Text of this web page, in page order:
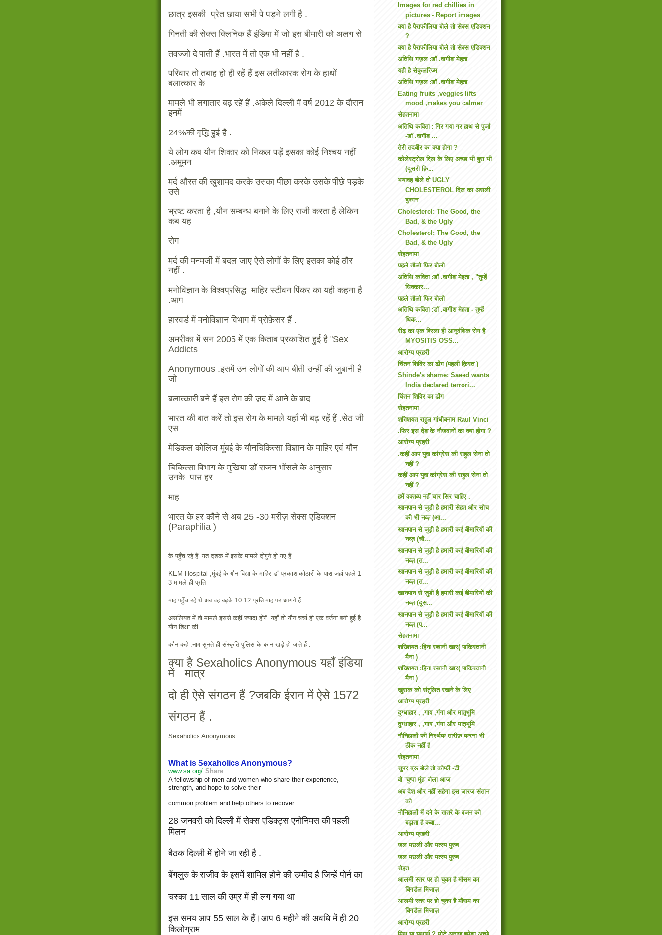
छात्र इसकी प्रेत छाया सभी पे पड़ने लगी है .
गिनती की सेक्स क्लिनिक हैं इंडिया में जो इस बीमारी को अलग से
तवज्जो दे पाती हैं .भारत में तो एक भी नहीं है .
परिवार तो तबाह हो ही रहें हैं इस लतीकारक रोग के हाथों
बलात्कार के
मामले भी लगातार बढ़ रहें हैं .अकेले दिल्ली में वर्ष 2012 के दौरान
इनमें
24%की वृद्धि हुई है .
ये लोग कब यौन शिकार को निकल पड़ें इसका कोई निश्चय नहीं
.अमूमन
मर्द औरत की खुशामद करके उसका पीछा करके उसके पीछे पड़के
उसे
भ्रष्ट करता है ,यौन सम्बन्ध बनाने के लिए राजी करता है लेकिन
कब यह
रोग
मर्द की मनमर्जी में बदल जाए ऐसे लोगों के लिए इसका कोई ठौर
नहीं .
मनोविज्ञान के विश्वप्रसिद्ध माहिर स्टीवन पिंकर का यही कहना है
.आप
हारवर्ड में मनोविज्ञान विभाग में प्रोफ़ेसर हैं .
अमरीका में सन 2005 में एक किताब प्रकाशित हुई है "Sex
Addicts
Anonymous .इसमें उन लोगों की आप बीती उन्हीं की जुबानी है
जो
बलात्कारी बने हैं इस रोग की ज़द में आने के बाद .
भारत की बात करें तो इस रोग के मामले यहाँ भी बढ़ रहें हैं .सेठ जी
एस
मेडिकल कोलिज मुंबई के यौनचिकित्सा विज्ञान के माहिर एवं यौन
चिकित्सा विभाग के मुखिया डॉ राजन भोंसले के अनुसार
उनके पास हर
माह
भारत के हर कौने से अब 25 -30 मरीज़ सेक्स एडिक्शन
(Paraphilia )
के पहुँच रहे हैं .गत दशक में इसके मामले दोगुने हो गए हैं .
KEM Hospital ,मुंबई के यौन विद्या के माहिर डॉ प्रकाश कोठारी के पास जहां पहले 1-
3 मामले ही प्रति
माह पहुँच रहे थे अब वह बढ़के 10-12 प्रति माह पर आगये हैं .
असलियत में तो मामले इससे कहीं ज्यादा होंगें .यहाँ तो यौन चर्चा ही एक वर्जना बनी हुई है
यौन शिक्षा की
कौन कहे .नाम सुनते ही संस्कृति पुलिस के कान खड़े हो जाते हैं .
क्या है Sexaholics Anonymous यहाँ इंडिया
में मात्र
दो ही ऐसे संगठन हैं ?जबकि ईरान में ऐसे 1572
संगठन हैं .
Sexaholics Anonymous :
What is Sexaholics Anonymous?
www.sa.org/ Share
A fellowship of men and women who share their experience,
strength, and hope to solve their
common problem and help others to recover.
28 जनवरी को दिल्ली में सेक्स एडिक्ट्स एनोनिमस की पहली
मिलन
बैठक दिल्ली में होने जा रही है .
बेंगलुरु के राजीव के इसमें शामिल होने की उम्मीद है जिन्हें पोर्न का
चस्का 11 साल की उम्र में ही लग गया था
इस समय आप 55 साल के हैं।आप 6 महीने की अवधि में ही 20
किलोग्राम
Images for red chillies in
pictures - Report images
क्या है पैराफीलिया बोले तो सेक्स एडिक्शन
?
क्या है पैराफीलिया बोले तो सेक्स एडिक्शन
अतिथि गज़ल :डॉ .वागीश मेहता
यही है सेकुलरिज्म
अतिथि गज़ल :डॉ .वागीश मेहता
Eating fruits ,veggies lifts
mood ,makes you calmer
सेहतनामा
अतिथि कविता : गिर गया गर हाथ से पुर्जा
-डॉ .वागीश ...
तेरी तदबीर का क्या होगा ?
कोलेस्ट्रोल दिल के लिए अच्छा भी बुरा भी
(दूसरी क़ि...
भयावह बोले तो UGLY
CHOLESTEROL दिल का असली
दुश्मन
Cholesterol: The Good, the
Bad, & the Ugly
Cholesterol: The Good, the
Bad, & the Ugly
सेहतनामा
पहले तौलो फिर बोलो
अतिथि कविता :डॉ .वागीश मेहता , "तुम्हें
धिक्कार...
पहले तौलो फिर बोलो
अतिथि कविता :डॉ .वागीश मेहता - तुम्हें
धिक...
रीढ़ का एक बिरला ही आनुवंशिक रोग है
MYOSITIS OSS...
आरोग्य प्रहरी
चिंतन शिविर का ढोंग (पहली क़िस्त )
Shinde's shame: Saeed wants
India declared terrori...
चिंतन शिविर का ढोंग
सेहतनामा
शख्शियत राहुल गांधीबनाम Raul Vinci
.फिर इस देश के नौजवानों का क्या होगा ?
आरोग्य प्रहरी
.कहीं आप युवा कांग्रेस की राहुल सेना तो
नहीं ?
कहीं आप युवा कांग्रेस की राहुल सेना तो
नहीं ?
हमें वक्तव्य नहीं चार सिर चाहिए .
खानपान से जुडी है हमारी सेहत और सोच
की भी नव्ज़ (आ...
खानपान से जुड़ी है हमारी कई बीमारियों की
नव्ज़ (चौ...
खानपान से जुड़ी है हमारी कई बीमारियों की
नव्ज़ (त...
खानपान से जुड़ी है हमारी कई बीमारियों की
नव्ज़ (त...
खानपान से जुडी है हमारी कई बीमारियों की
नव्ज़ (दूस...
खानपान से जुड़ी है हमारी कई बीमारियों की
नव्ज़ (प...
सेहतनामा
शख्शियत :हिना रब्बानी खार( पाकिस्तानी
मैना )
शख्शियत :हिना रब्बानी खार( पाकिस्तानी
मैना )
खुराक को संतुलित रखने के लिए
आरोग्य प्रहरी
दुग्धाहार , ,गाय ,गंगा और मातृभूमि
दुग्धाहार , ,गाय ,गंगा और मातृभूमि
नौनिहालों की निरर्थक तारीफ़ करना भी
ठीक नहीं है
सेहतनामा
सुपर ब्रू बोले तो कोफी -टी
वो 'चुप्पा मुंह' बोला आज
अब देश और नहीं सहेगा इस जारज संतान
को
नौनिहालों में दमे के खतरे के वजन को
बढ़ाता है कबा...
आरोग्य प्रहरी
जल मछली और मत्स्य पुरुष
जल मछली और मत्स्य पुरुष
सेहत
आलमी स्तर पर हो चुका है मौसम का
बिगडैल मिजाज़
आलमी स्तर पर हो चुका है मौसम का
बिगडैल मिजाज़
आरोग्य प्रहरी